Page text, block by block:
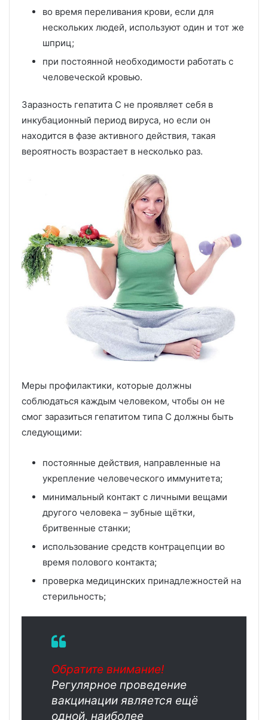
во время переливания крови, если для
нескольких людей, используют один и тот же
шприц;
при постоянной необходимости работать с
человеческой кровью.
Заразность гепатита С не проявляет себя в
инкубационный период вируса, но если он
находится в фазе активного действия, такая
вероятность возрастает в несколько раз.
Меры профилактики, которые должны
соблюдаться каждым человеком, чтобы он не
смог заразиться гепатитом типа С должны быть
следующими:
постоянные действия, направленные на
укрепление человеческого иммунитета;
минимальный контакт с личными вещами
другого человека – зубные щётки,
бритвенные станки;
использование средств контрацепции во
время полового контакта;
проверка медицинских принадлежностей на
стерильность;
Обратите внимание!
Регулярное проведение
вакцинации является ещё
одной, наиболее